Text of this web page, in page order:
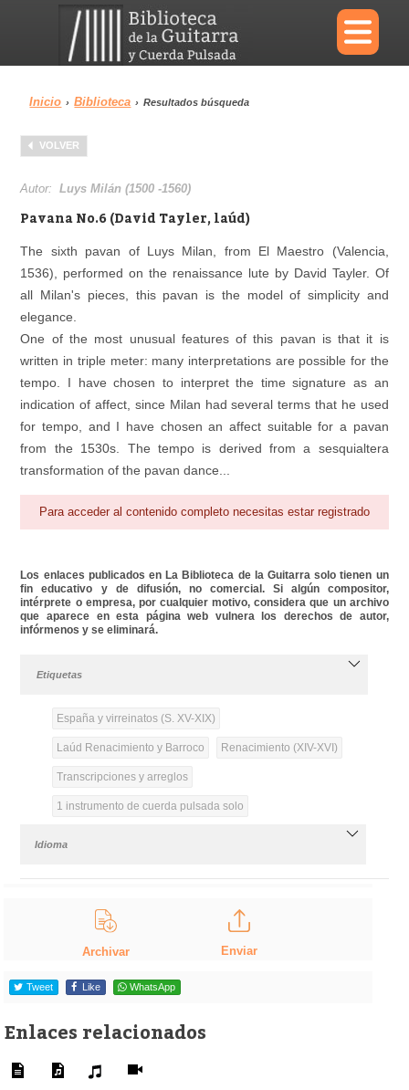
×
Menu
Biblioteca
Área personal Reproductor
Inicio › Biblioteca › Resultados búsqueda
VOLVER
Autor:Luys Milán (1500 -1560)
Pavana No.6 (David Tayler, laúd)
The sixth pavan of Luys Milan, from El Maestro (Valencia,
1536), performed on the renaissance lute by David Tayler. Of
all Milan's pieces, this pavan is the model of simplicity and
elegance.
One of the most unusual features of this pavan is that it is
written in triple meter: many interpretations are possible for the
tempo. I have chosen to interpret the time signature as an
indication of affect, since Milan had several terms that he used
for tempo, and I have chosen an affect suitable for a pavan
from the 1530s. The tempo is derived from a sesquialtera
transformation of the pavan dance...
Para acceder al contenido completo necesitas estar registrado
Los enlaces publicados en La Biblioteca de la Guitarra solo tienen un
fin educativo y de difusión, no comercial. Si algún compositor,
intérprete o empresa, por cualquier motivo, considera que un archivo
que aparece en esta página web vulnera los derechos de autor,
infórmenos y se eliminará.
Etiquetas
España y virreinatos (S. XV-XIX)
Laúd Renacimiento y Barroco Renacimiento (XIV-XVI)
Transcripciones y arreglos
1 instrumento de cuerda pulsada solo
Idioma
Archivar Enviar
Tweet Like WhatsApp
Enlaces relacionados